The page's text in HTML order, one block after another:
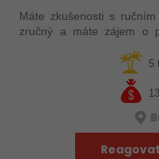
Máte zkušenosti s ručním broušením?
zručný a máte zájem o
pošlete nám svůj životopis!
5